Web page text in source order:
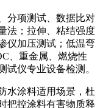
分项测试、数据比对
法；拉伸、粘结强度
仪加压测试；低温弯
、重金属、燃烧性
试仪专业设备检测。
水涂料适用场景，杜
把控涂料有害物质释